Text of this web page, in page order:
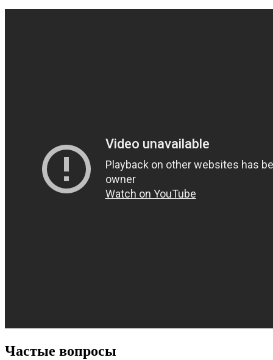
Частые вопросы